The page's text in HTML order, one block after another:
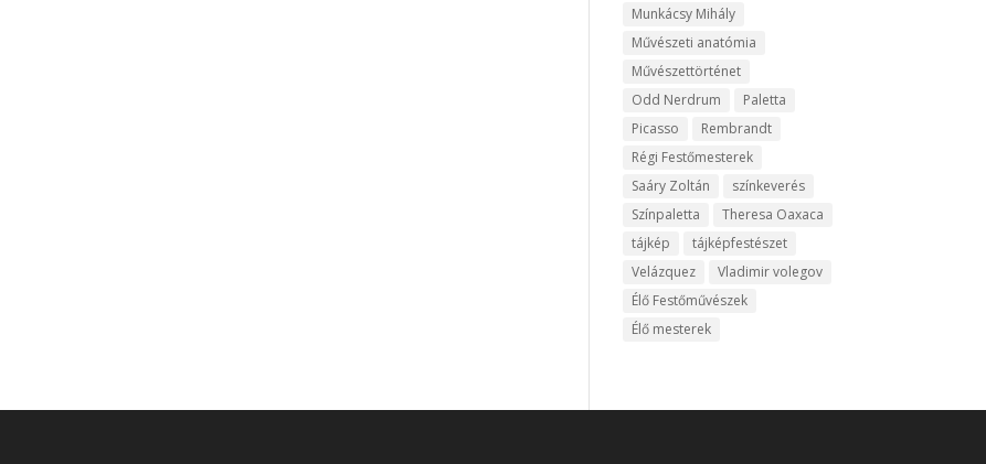
Munkácsy Mihály
Művészeti anatómia
Művészettörténet
Odd Nerdrum
Paletta
Picasso
Rembrandt
Régi Festőmesterek
Saáry Zoltán
színkeverés
Színpaletta
Theresa Oaxaca
tájkép
tájképfestészet
Velázquez
Vladimir volegov
Élő Festőművészek
Élő mesterek